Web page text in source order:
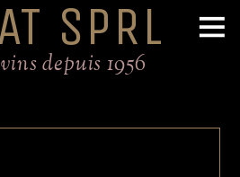
SPRL
depuis 1956